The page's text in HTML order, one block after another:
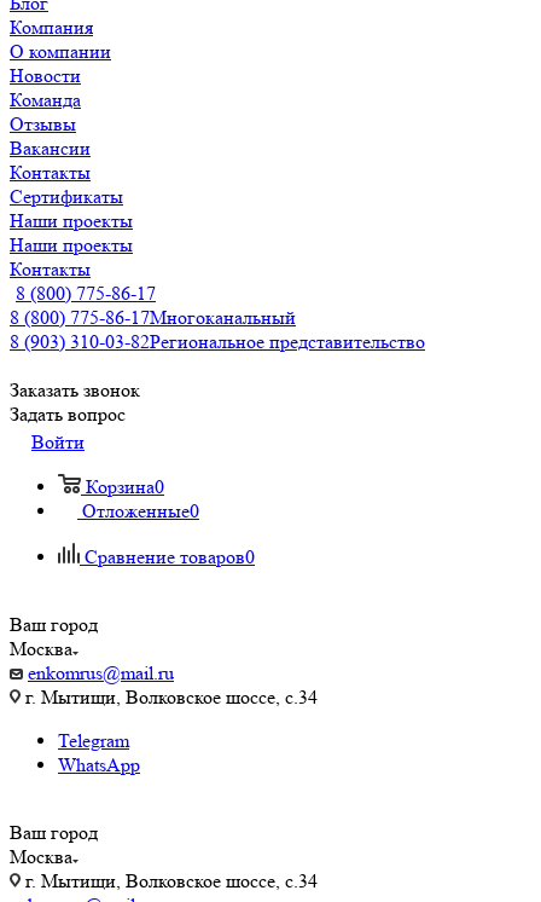
Компания
О компании
Новости
Команда
Отзывы
Вакансии
Контакты
Сертификаты
Наши проекты
Наши проекты
Контакты
8 (800) 775-86-17
8 (800) 775-86-17Многоканальный
8 (903) 310-03-82Региональное представительство
Заказать звонок
Задать вопрос
Войти
Корзина0
Отложенные0
Сравнение товаров0
Ваш город
Москва
enkomrus@mail.ru
г. Мытищи, Волковское шоссе, с.34
Telegram
WhatsApp
Ваш город
Москва
г. Мытищи, Волковское шоссе, с.34